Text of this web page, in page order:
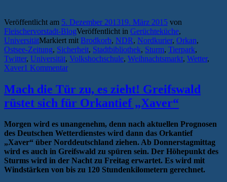
Veröffentlicht am 5. Dezember 201319. März 2015 von
Fleischervorstadt-BlogVeröffentlicht in Gerüchteküche,
UniversitätMarkiert mit Brodkorb, NDR, Nordkurier, Orkan,
Ostsee-Zeitung, Sicherheit, Stadtbibliothek, Sturm, Tierpark,
Twitter, Universität, Volkshochschule, Weihnachtsmarkt, Wetter,
Xaver1 Kommentar
Mach die Tür zu, es zieht! Greifswald
rüstet sich für Orkantief „Xaver“
Morgen wird es unangenehm, denn nach aktuellen Prognosen
des Deutschen Wetterdienstes wird dann das Orkantief
„Xaver“ über Norddeutschland ziehen. Ab Donnerstagmittag
wird es auch in Greifswald zu spüren sein. Der Höhepunkt des
Sturms wird in der Nacht zu Freitag erwartet. Es wird mit
Windstärken von bis zu 120 Stundenkilometern gerechnet.